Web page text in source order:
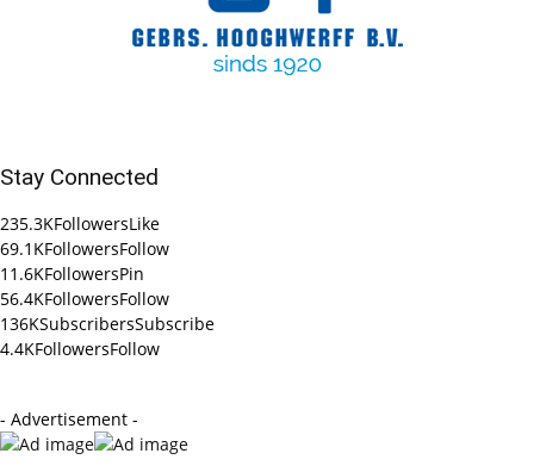
Stay Connected
235.3KFollowersLike
69.1KFollowersFollow
11.6KFollowersPin
56.4KFollowersFollow
136KSubscribersSubscribe
4.4KFollowersFollow
- Advertisement -